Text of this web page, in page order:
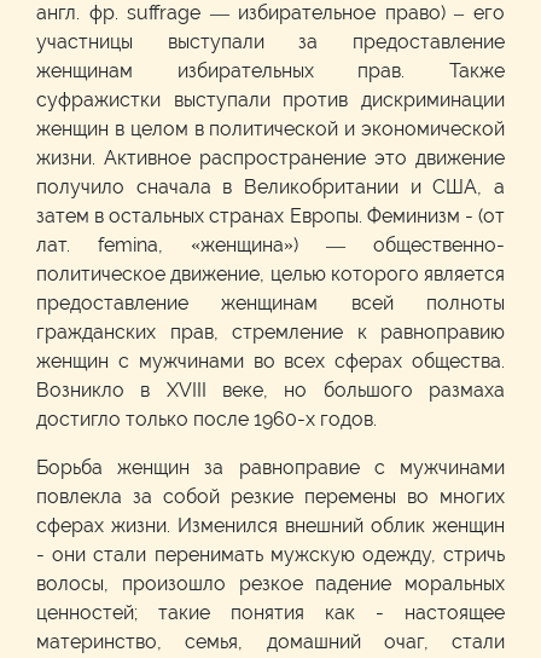
англ. фр. suffrage — избирательное право) – его
участницы выступали за предоставление
женщинам избирательных прав. Также
суфражистки выступали против дискриминации
женщин в целом в политической и экономической
жизни. Активное распространение это движение
получило сначала в Великобритании и США, а
затем в остальных странах Европы. Феминизм - (от
лат. femina, «женщина») — общественно-
политическое движение, целью которого является
предоставление женщинам всей полноты
гражданских прав, стремление к равноправию
женщин с мужчинами во всех сферах общества.
Возникло в XVIII веке, но большого размаха
достигло только после 1960-х годов.
Борьба женщин за равноправие с мужчинами
повлекла за собой резкие перемены во многих
сферах жизни. Изменился внешний облик женщин
- они стали перенимать мужскую одежду, стричь
волосы, произошло резкое падение моральных
ценностей; такие понятия как - настоящее
материнство, семья, домашний очаг, стали